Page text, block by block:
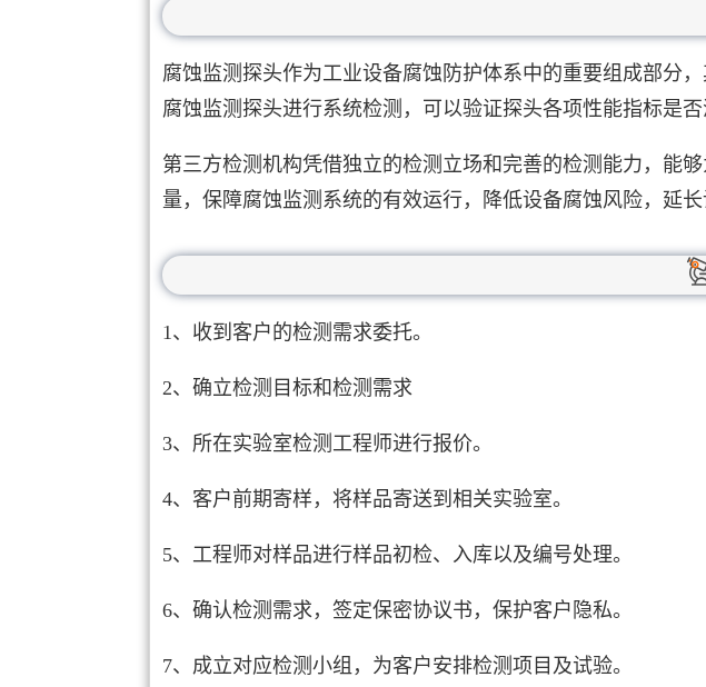
腐蚀监测探头作为工业设备腐蚀防护体系中的重要组成部分
腐蚀监测探头进行系统检测，可以验证探头各项性能指标是
第三方检测机构凭借独立的检测立场和完善的检测能力，能
量，保障腐蚀监测系统的有效运行，降低设备腐蚀风险，延长
1、收到客户的检测需求委托。
2、确立检测目标和检测需求
3、所在实验室检测工程师进行报价。
4、客户前期寄样，将样品寄送到相关实验室。
5、工程师对样品进行样品初检、入库以及编号处理。
6、确认检测需求，签定保密协议书，保护客户隐私。
7、成立对应检测小组，为客户安排检测项目及试验。